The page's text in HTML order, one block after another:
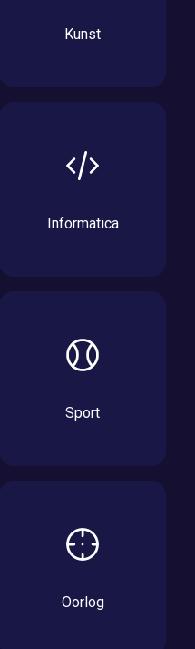
Kunst
Informatica
Sport
Oorlog